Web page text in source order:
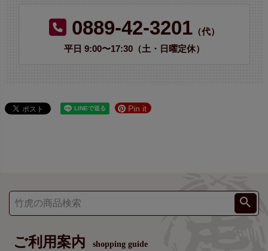
0889-42-3201（代）
平日 9:00〜17:30（土・日曜定休）
Pin it
ご利用案内 shopping guide